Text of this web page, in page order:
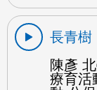
長青樹
陳彥
療育活